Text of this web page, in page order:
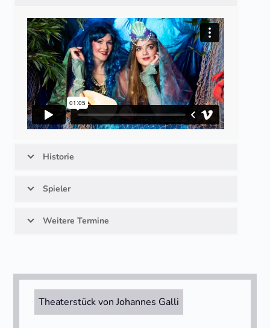
Historie
Spieler
Weitere Termine
Theaterstück von Johannes Galli